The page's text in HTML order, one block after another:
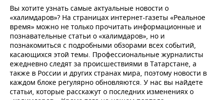
Вы хотите узнать самые актуальные новости о
«халимдаров»? На страницах интернет-газеты «Реальное
время» можно не только прочитать информационные и
познавательные статьи о «халимдаров», но и
познакомиться с подробными обзорами всех событий,
касающихся этой темы. Профессиональные журналисты
ежедневно следят за происшествиями в Татарстане, а
также в России и других странах мира, поэтому новости в
каждом блоке регулярно обновляются. У нас вы найдете
статьи, которые расскажут о последних изменениях о